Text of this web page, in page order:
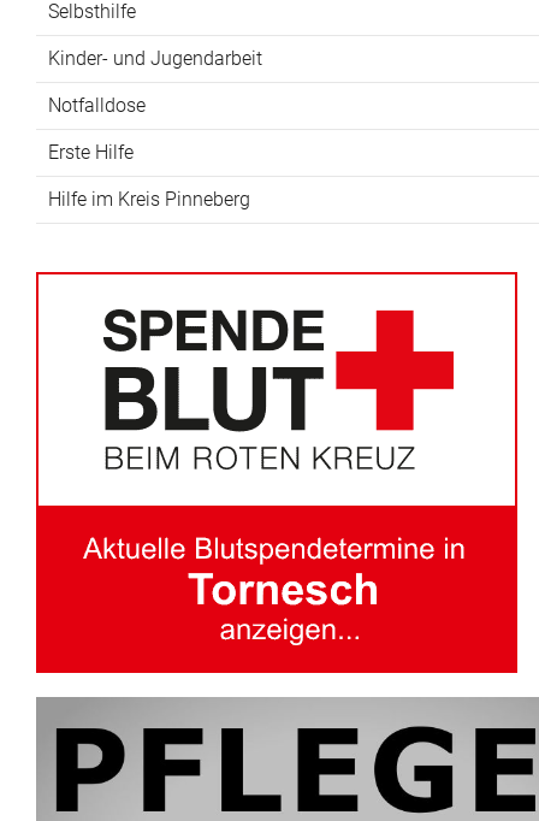
Selbsthilfe
Kinder- und Jugendarbeit
Notfalldose
Erste Hilfe
Hilfe im Kreis Pinneberg